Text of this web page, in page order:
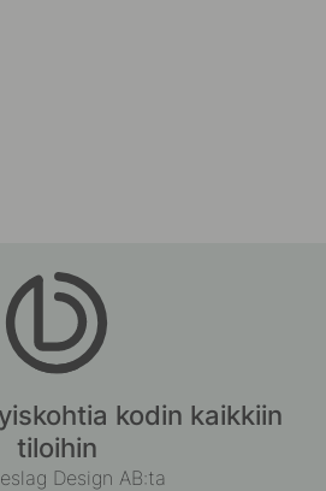
kodin kaikkiin
tiloihin
Design AB:ta